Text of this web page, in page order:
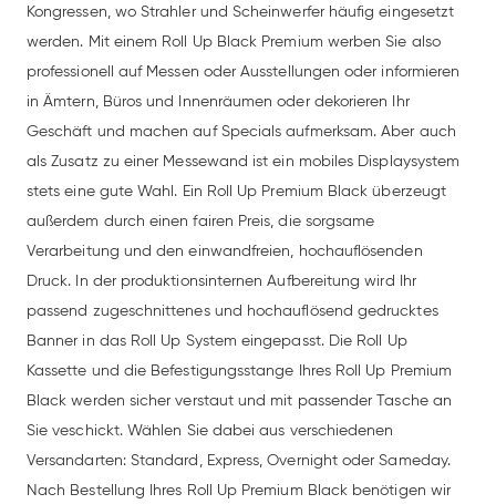
Kongressen, wo Strahler und Scheinwerfer häufig eingesetzt
werden. Mit einem Roll Up Black Premium werben Sie also
professionell auf Messen oder Ausstellungen oder informieren
in Ämtern, Büros und Innenräumen oder dekorieren Ihr
Geschäft und machen auf Specials aufmerksam. Aber auch
als Zusatz zu einer Messewand ist ein mobiles Displaysystem
stets eine gute Wahl. Ein Roll Up Premium Black überzeugt
außerdem durch einen fairen Preis, die sorgsame
Verarbeitung und den einwandfreien, hochauflösenden
Druck. In der produktionsinternen Aufbereitung wird Ihr
passend zugeschnittenes und hochauflösend gedrucktes
Banner in das Roll Up System eingepasst. Die Roll Up
Kassette und die Befestigungsstange Ihres Roll Up Premium
Black werden sicher verstaut und mit passender Tasche an
Sie veschickt. Wählen Sie dabei aus verschiedenen
Versandarten: Standard, Express, Overnight oder Sameday.
Nach Bestellung Ihres Roll Up Premium Black benötigen wir